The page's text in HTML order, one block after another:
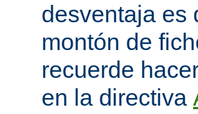
desventaja es
montón de
recuerde
en la directiva